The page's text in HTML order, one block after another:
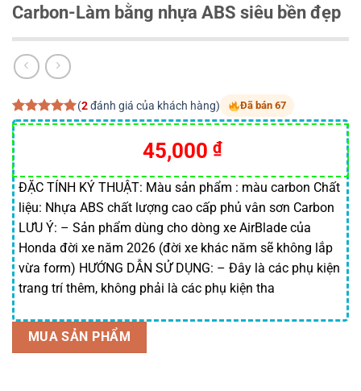
Carbon-Làm bằng nhựa ABS siêu bền đẹp
5.00trên 5
dựa trên
2
đánh giá
(2đánh giá của khách hàng) Đã bán 67
45,000 ₫
ĐẶC TÍNH KÝ THUẬT: Màu sản phẩm : màu carbon Chất
liệu: Nhựa ABS chất lượng cao cấp phủ vân sơn Carbon
LƯU Ý: – Sản phẩm dùng cho dòng xe AirBlade của
Honda đời xe năm 2026 (đời xe khác năm sẽ không lắp
vừa form) HƯỚNG DẪN SỬ DỤNG: – Đây là các phụ kiện
trang trí thêm, không phải là các phụ kiện tha
MUA SẢN PHẨM